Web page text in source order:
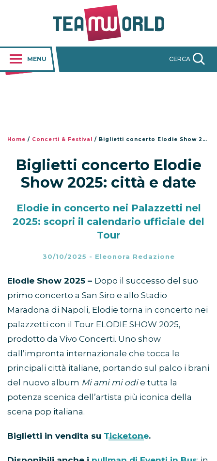
MENU CERCA
Home / Concerti & Festival / Biglietti concerto Elodie Show 2025: città e date
Biglietti concerto Elodie
Show 2025: città e date
Elodie in concerto nei Palazzetti nel
2025: scopri il calendario ufficiale del
Tour
30/10/2025 - Eleonora Redazione
Elodie Show 2025 – Dopo il successo del suo
primo concerto a San Siro e allo Stadio
Maradona di Napoli, Elodie torna in concerto nei
palazzetti con il Tour ELODIE SHOW 2025,
prodotto da Vivo Concerti. Uno show
dall’impronta internazionale che tocca le
principali città italiane, portando sul palco i brani
del nuovo album Mi ami mi odie tutta la
potenza scenica dell’artista più iconica della
scena pop italiana.
Biglietti in vendita su Ticketone.